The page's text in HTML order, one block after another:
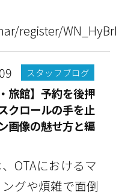
register/
スタッフブログ
旅館】予約を後押
クロールの手を止
画像の魅せ方と編
OTAにおけるマ
グや煩雑で面倒